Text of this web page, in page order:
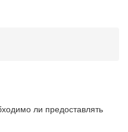
ли предоставлять